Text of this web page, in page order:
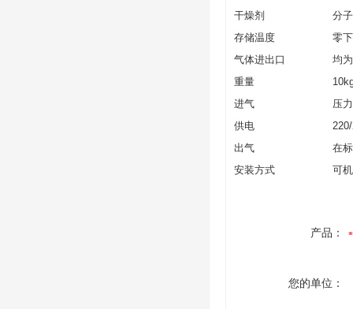
干燥剂
分
存储温度
零
气体进出口
均
重量
进气
压
供电
出气
在
安装方式
可
产品：
您的单位：